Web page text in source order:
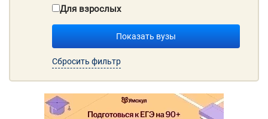
Для взрослых
Показать вузы
Сбросить фильтр